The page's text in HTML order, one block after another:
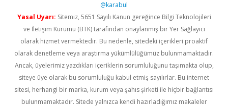
@karabul
Yasal Uyarı: Sitemiz, 5651 Sayılı Kanun gereğince Bilgi Teknolojileri
ve İletişim Kurumu (BTK) tarafından onaylanmış bir Yer Sağlayıcı
olarak hizmet vermektedir. Bu nedenle, sitedeki içerikleri proaktif
olarak denetleme veya araştırma yükümlülüğümüz bulunmamaktadır.
Ancak, üyelerimiz yazdıkları içeriklerin sorumluluğunu taşımakta olup,
siteye üye olarak bu sorumluluğu kabul etmiş sayılırlar. Bu internet
sitesi, herhangi bir marka, kurum veya şahıs şirketi ile hiçbir bağlantısı
bulunmamaktadır. Sitede yalnızca kendi hazırladığımız makaleler